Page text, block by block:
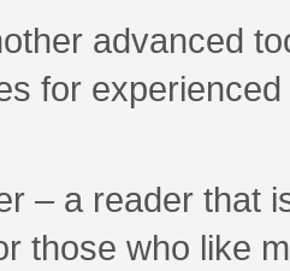
advanced
for
– a reader that
those who like